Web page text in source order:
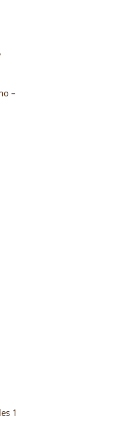
–
1